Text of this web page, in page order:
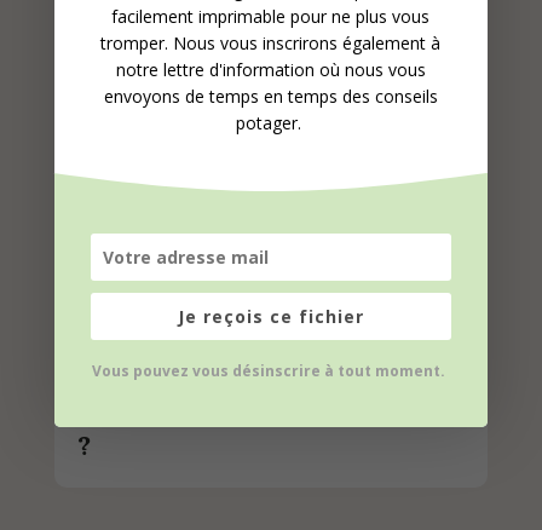
suivez le guide !
?
facilement imprimable pour ne plus vous
tromper. Nous vous inscrirons également à
notre lettre d'information où nous vous
envoyons de temps en temps des conseils
potager.
Je reçois ce fichier
Vous pouvez vous désinscrire à tout moment.